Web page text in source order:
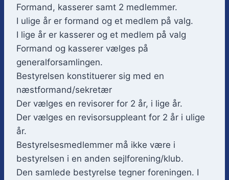
Formand, kasserer samt 2 medlemmer.
I ulige år er formand og et medlem på valg.
I lige år er kasserer og et medlem på valg
Formand og kasserer vælges på
generalforsamlingen.
Bestyrelsen konstituerer sig med en
næstformand/sekretær
Der vælges en revisorer for 2 år, i lige år.
Der vælges en revisorsuppleant for 2 år i ulige
år.
Bestyrelsesmedlemmer må ikke være i
bestyrelsen i en anden sejlforening/klub.
Den samlede bestyrelse tegner foreningen. I